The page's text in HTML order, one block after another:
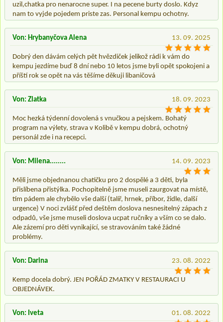
uzil,chatka pro nenarocne super. I na pecene burty doslo. Kdyz
nam to vyjde pojedem priste zas. Personal kempu ochotny.
13. 09. 2025
Von: Hrybanyčova Alena
Dobrý den dávám celých pět hvězdiček jelikož rádi k vám do
kempu jezdíme buď 8 dní nebo 10 letos jsme byli opět spokojeni a
příští rok se opět na vás těšíme děkuji libaničová
18. 09. 2023
Von: Zlatka
Moc hezká týdenní dovolená s vnučkou a pejskem. Bohatý
program na výlety, strava v Kolibě v kempu dobrá, ochotný
personál zde i na recepci.
14. 09. 2023
Von: Milena........
Měli jsme objednanou chatičku pro 2 dospělé a 3 děti, byla
přislíbena přistýlka. Pochopitelně jsme museli zaurgovat na místě,
tím pádem ale chybělo vše další (talíř, hrnek, příbor, židle, další
urgence) V noci zvlášť před deštěm doslova nesnesitelný zápach z
odpadů, vše jsme museli doslova ucpat ručníky a vším co se dalo.
Ale zázemí pro děti vynikající, se stravováním také žádné
problémy.
23. 08. 2022
Von: Darina
Kemp docela dobrý. JEN POŘÁD ZMATKY V RESTAURACI U
OBJEDNÁVEK.
01. 08. 2022
Von: Iveta